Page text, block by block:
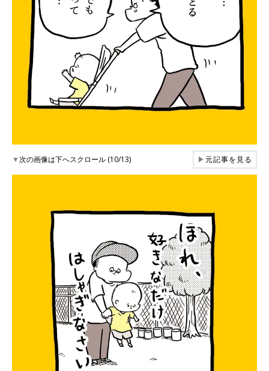
▼次の画像は下へスクロール (10/13) ▶元記事を見る